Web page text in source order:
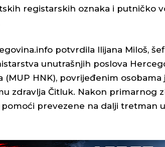
registarskih oznaka i putničko
potvrdila Ilijana Miloš,
unutrašnjih poslova
HNK), povrijeđenim
zdravlja Čitluk. Nakon primarnog
prevezene na dalji tretman